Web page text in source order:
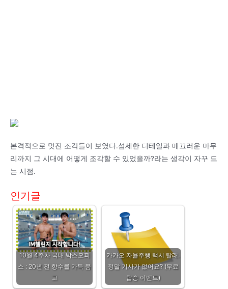
본격적으로 멋진 조각들이 보였다.섬세한 디테일과 매끄러운 마무
리까지 그 시대에 어떻게 조각할 수 있었을까?라는 생각이 자꾸 드
는 시점.
인기글
10월 4주차 국내 박스오피
스 : 20년 전 향수를 가득 품
고
카카오 자율주행 택시 탈래.
정말 기사가 없어요? (무료
탑승 이벤트)